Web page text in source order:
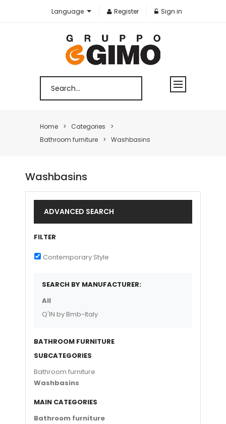
Language Register Sign in
Home
Categories
Bathroom furniture
Washbasins
Washbasins
ADVANCED SEARCH
FILTER
Contemporary Style
SEARCH BY MANUFACTURER:
All
Q'IN by Bmb-Italy
BATHROOM FURNITURE
SUBCATEGORIES
Bathroom furniture
Washbasins
MAIN CATEGORIES
Bathroom furniture